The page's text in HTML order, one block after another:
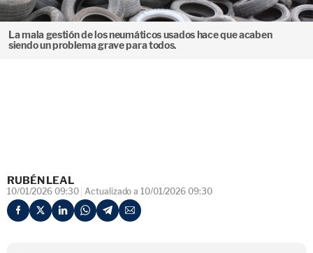
La mala gestión de los neumáticos usados hace que acaben
siendo un problema grave para todos.
RUBÉN LEAL
10/01/2026 09:30 Actualizado a 10/01/2026 09:30